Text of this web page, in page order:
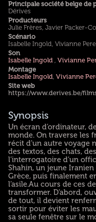
Principale société belge de
Dérives
Producteurs
Julie Frères, Javier Packer-
Scénario
Isabelle Ingold, Vivianne
Son
Isabelle Ingold , Vivianne
Montage
Isabelle Ingold, Vivianne
Site web
https://www.derives.be/
Synopsis
Un écran d’ordinateur,
monde. On traverse les
récit d’un autre voyage
des textos, des chats,
l’interrogatoire d’un
Shahin, un jeune
Grèce, puis finalement
l’asile.Au cours de ces
transformer. D’abord,
de tout, il devient
sortir pour éviter les
sa seule fenêtre sur le